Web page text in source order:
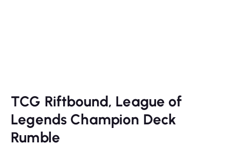
TCG Riftbound, League of
Legends Champion Deck
Rumble